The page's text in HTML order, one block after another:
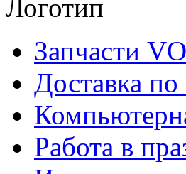
Запчасти
Доставка
Работа в